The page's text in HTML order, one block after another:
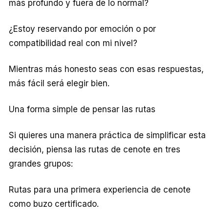
más profundo y fuera de lo normal?
¿Estoy reservando por emoción o por
compatibilidad real con mi nivel?
Mientras más honesto seas con esas respuestas,
más fácil será elegir bien.
Una forma simple de pensar las rutas
Si quieres una manera práctica de simplificar esta
decisión, piensa las rutas de cenote en tres
grandes grupos:
Rutas para una primera experiencia de cenote
como buzo certificado.